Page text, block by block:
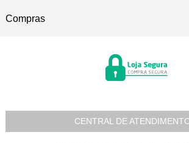
Compras
CENTRAL DE